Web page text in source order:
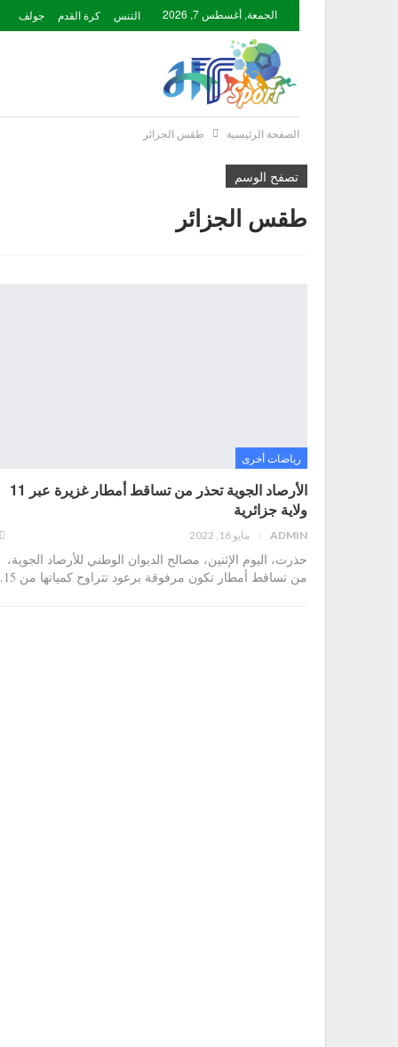
الجمعة, أغسطس 7, 2026 التنس كرة القدم جولف
الصفحة الرئيسية طقس الجزائر
تصفح الوسم
طقس الجزائر
رياضات أخرى
الأرصاد الجوية تحذر من تساقط أمطار غزيرة عبر 11
ولاية جزائرية
ADMIN مايو 16, 2022
حذرت، اليوم الإثنين، مصالح الديوان الوطني للأرصاد الجوية،
من تساقط أمطار تكون مرفوقة برعود تتراوح كمياتها من 15